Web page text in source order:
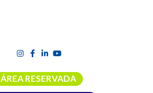
ÁREA RESERVADA